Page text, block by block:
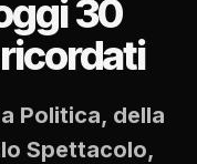
30
Politica, della
Spettacolo,